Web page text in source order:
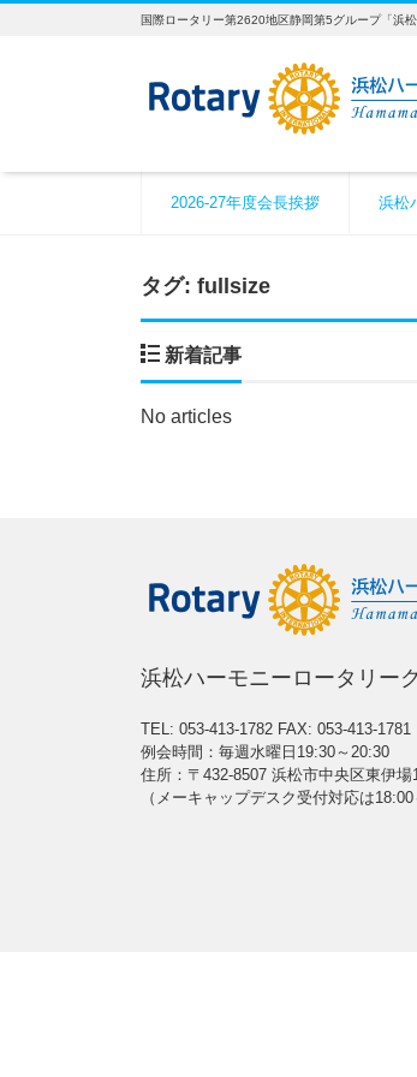
国際ロータリー第2620地区静岡第5グループ「浜
2026-27年度会長挨拶 浜松
タグ: fullsize
新着記事
No articles
浜松ハーモニーロータリー
TEL: 053-413-1782 FAX: 053-413-1781
例会時間：毎週水曜日19:30～20:30
住所：〒432-8507 浜松市中央区東伊
（メーキャップデスク受付対応は18:00